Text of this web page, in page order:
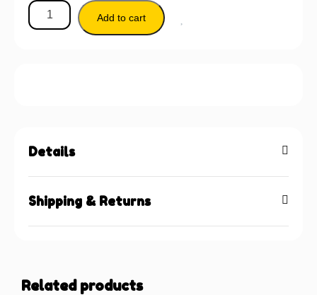
Add to cart
Details
Shipping & Returns
Related products